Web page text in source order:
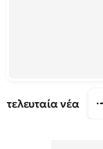
τελευταία νέα